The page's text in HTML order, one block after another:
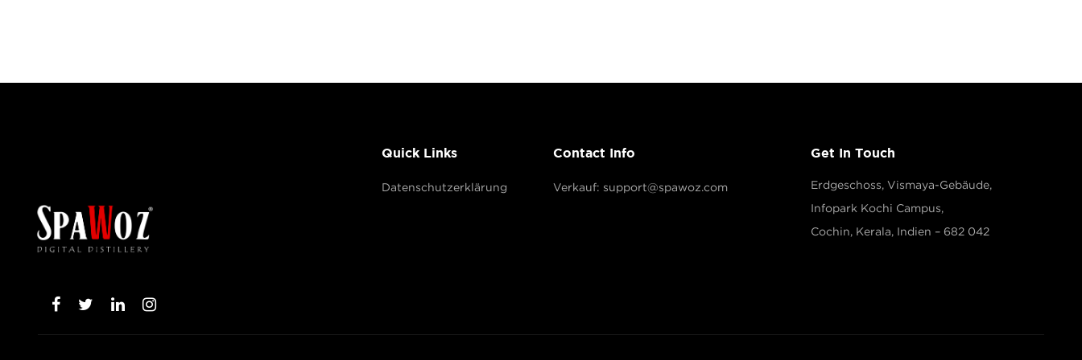
Quick Links
Datenschutzerklärung
Contact Info
Verkauf: support@spawoz.com
Get In Touch
Erdgeschoss, Vismaya-Gebäude,
Infopark Kochi Campus,
Cochin, Kerala, Indien – 682 042